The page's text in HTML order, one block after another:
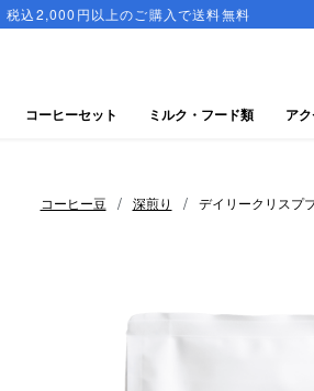
のご購入で送料無料 ゲイシ
コーヒー豆 / 深煎り / デイリークリスプ
コーヒーセット ミルク・フード類 ア